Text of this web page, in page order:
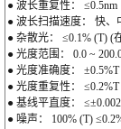
● 波长重复性： ≤0.5nm
● 波长扫描速度： 快、
● 杂散光： ≤0.1% (T) (
● 光度范围： 0.0 ~
● 光度准确度： ±0.5%T
● 光度重复性： ≤0.2%T
● 基线平直度：
● 噪声： 100% (T)